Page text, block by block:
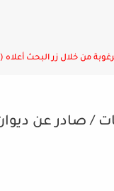
من خلال زر البحث أعلاه
/ صادر عن